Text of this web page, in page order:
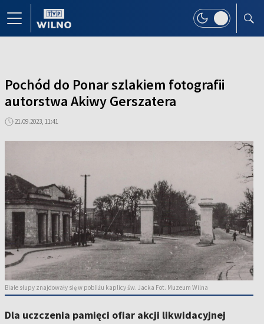
Pochód do Ponar szlakiem fotografii
autorstwa Akiwy Gerszatera
21.09.2023, 11:41
Białe słupy znajdowały się w pobliżu kaplicy św. Jacka Fot. Muzeum Wilna
Dla uczczenia pamięci ofiar akcji likwidacyjnej